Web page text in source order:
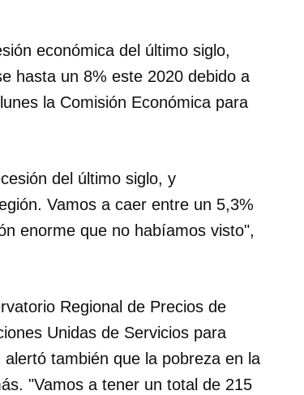
económica del último siglo,
hasta un 8% este 2020 debido a
la Comisión Económica para
del último siglo, y
Vamos a caer entre un 5,3%
enorme que no habíamos visto",
Regional de Precios de
Unidas de Servicios para
también que la pobreza en la
"Vamos a tener un total de 215